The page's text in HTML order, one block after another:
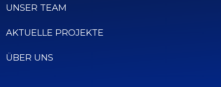
UNSER TEAM
AKTUELLE PROJEKTE
ÜBER UNS